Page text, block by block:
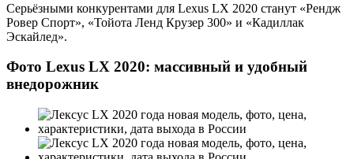
Серьёзными конкурентами для Lexus LX 2020 станут «Рендж
Ровер Спорт», «Тойота Ленд Крузер 300» и «Кадиллак
Эскайлед».
Фото Lexus LX 2020: массивный и удобный
внедорожник